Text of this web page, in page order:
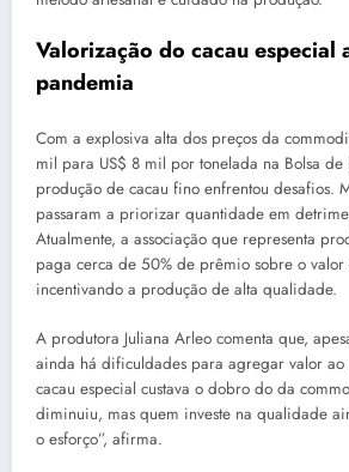
Valorização do cacau especial
pandemia
Com a explosiva alta dos preços da
mil para US$ 8 mil por tonelada na Bolsa de
produção de cacau fino enfrentou desafios.
passaram a priorizar quantidade em
Atualmente, a associação que representa
paga cerca de 50% de prêmio sobre o valor
incentivando a produção de alta qualidade.
A produtora Juliana Arleo comenta que,
ainda há dificuldades para agregar valor ao
cacau especial custava o dobro do da
diminuiu, mas quem investe na qualidade
o esforço”, afirma.